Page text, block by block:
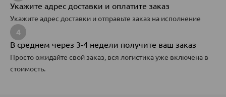
Укажите адрес доставки и оплатите заказ
Укажите адрес доставки и отправьте заказ на исполнение
4
В среднем через 3-4 недели получите ваш заказ
Просто ожидайте свой заказ, вся логистика уже включена в
стоимость.